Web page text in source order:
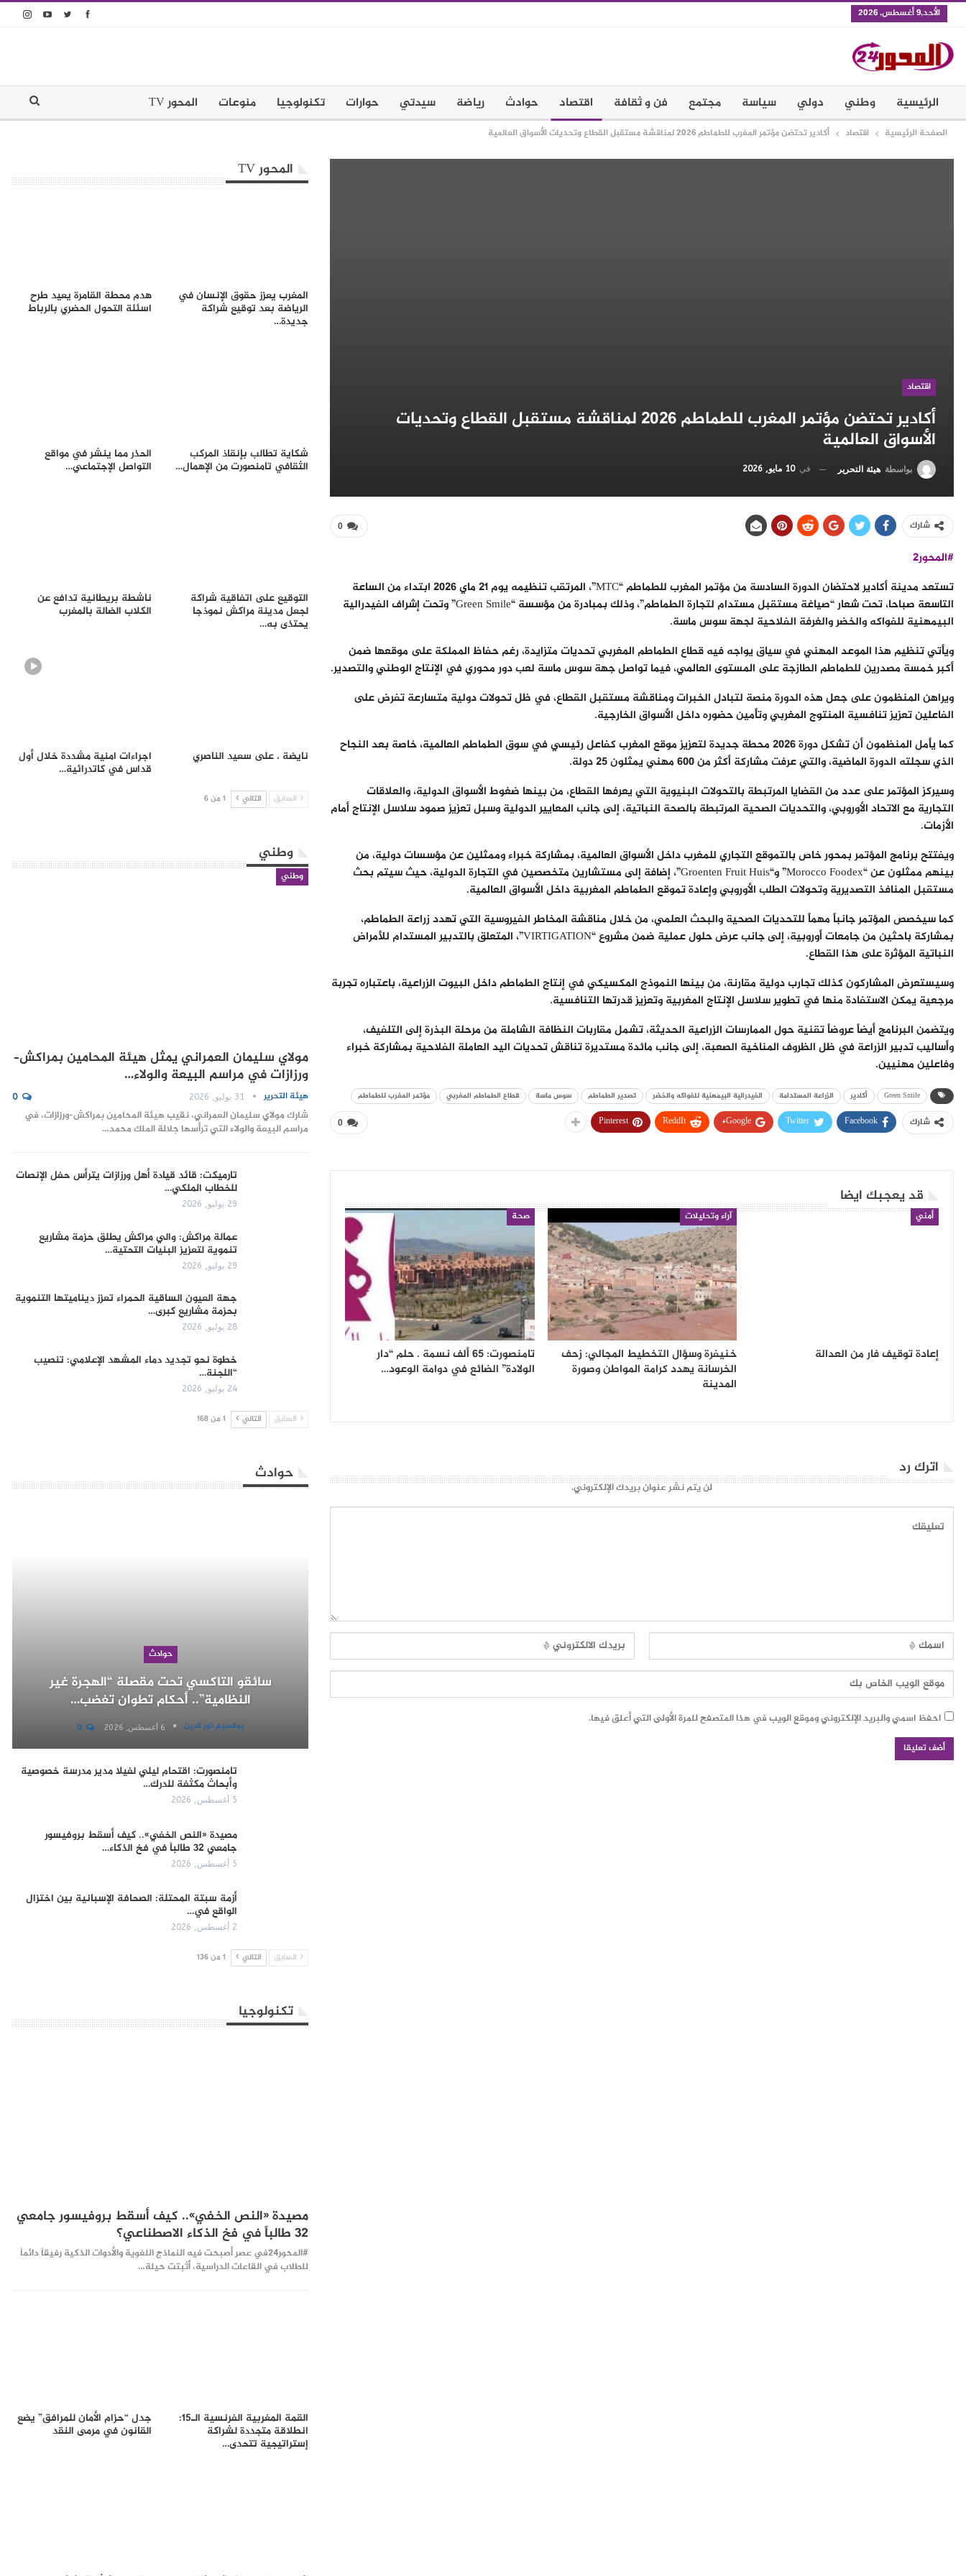
الأحد,9 أغسطس, 2026
الرئيسية وطني دولي سياسة مجتمع فن و ثقافة اقتصاد حوادث رياضة سيدتي حوارات تكنولوجيا منوعات المحور TV
الصفحة الرئيسية اقتصاد أكادير تحتضن مؤتمر المغرب للطماطم 2026 لمناقشة مستقبل القطاع وتحديات الأسواق العالمية
اقتصاد
أكادير تحتضن مؤتمر المغرب للطماطم 2026 لمناقشة مستقبل القطاع وتحديات
الأسواق العالمية
بواسطة هيئة التحرير في 10 مايو, 2026
0 شارك
#المحور2
تستعد مدينة أكادير لاحتضان الدورة السادسة من مؤتمر المغرب للطماطم “MTC”، المرتقب تنظيمه يوم 21 ماي 2026 ابتداء من الساعة
التاسعة صباحا، تحت شعار “صياغة مستقبل مستدام لتجارة الطماطم”، وذلك بمبادرة من مؤسسة “Green Smile” وتحت إشراف الفيدرالية
البيمهنية للفواكه والخضر والغرفة الفلاحية لجهة سوس ماسة.
ويأتي تنظيم هذا الموعد المهني في سياق يواجه فيه قطاع الطماطم المغربي تحديات متزايدة، رغم حفاظ المملكة على موقعها ضمن
أكبر خمسة مصدرين للطماطم الطازجة على المستوى العالمي، فيما تواصل جهة سوس ماسة لعب دور محوري في الإنتاج الوطني والتصدير.
ويراهن المنظمون على جعل هذه الدورة منصة لتبادل الخبرات ومناقشة مستقبل القطاع، في ظل تحولات دولية متسارعة تفرض على
الفاعلين تعزيز تنافسية المنتوج المغربي وتأمين حضوره داخل الأسواق الخارجية.
كما يأمل المنظمون أن تشكل دورة 2026 محطة جديدة لتعزيز موقع المغرب كفاعل رئيسي في سوق الطماطم العالمية، خاصة بعد النجاح
الذي سجلته الدورة الماضية، والتي عرفت مشاركة أكثر من 600 مهني يمثلون 25 دولة.
وسيركز المؤتمر على عدد من القضايا المرتبطة بالتحولات البنيوية التي يعرفها القطاع، من بينها ضغوط الأسواق الدولية، والعلاقات
التجارية مع الاتحاد الأوروبي، والتحديات الصحية المرتبطة بالصحة النباتية، إلى جانب المعايير الدولية وسبل تعزيز صمود سلاسل الإنتاج أمام
الأزمات.
ويفتتح برنامج المؤتمر بمحور خاص بالتموقع التجاري للمغرب داخل الأسواق العالمية، بمشاركة خبراء وممثلين عن مؤسسات دولية، من
بينهم ممثلون عن “Morocco Foodex” و“Groenten Fruit Huis”، إضافة إلى مستشارين متخصصين في التجارة الدولية، حيث سيتم بحث
مستقبل المنافذ التصديرية وتحولات الطلب الأوروبي وإعادة تموقع الطماطم المغربية داخل الأسواق العالمية.
كما سيخصص المؤتمر جانباً مهماً للتحديات الصحية والبحث العلمي، من خلال مناقشة المخاطر الفيروسية التي تهدد زراعة الطماطم،
بمشاركة باحثين من جامعات أوروبية، إلى جانب عرض حلول عملية ضمن مشروع “VIRTIGATION”، المتعلق بالتدبير المستدام للأمراض
النباتية المؤثرة على هذا القطاع.
وسيستعرض المشاركون كذلك تجارب دولية مقارنة، من بينها النموذج المكسيكي في إنتاج الطماطم داخل البيوت الزراعية، باعتباره تجربة
مرجعية يمكن الاستفادة منها في تطوير سلاسل الإنتاج المغربية وتعزيز قدرتها التنافسية.
ويتضمن البرنامج أيضاً عروضاً تقنية حول الممارسات الزراعية الحديثة، تشمل مقاربات النظافة الشاملة من مرحلة البذرة إلى التلفيف،
وأساليب تدبير الزراعة في ظل الظروف المناخية الصعبة، إلى جانب مائدة مستديرة تناقش تحديات اليد العاملة الفلاحية بمشاركة خبراء
وفاعلين مهنيين.
Green Smile أكادير الزراعة المستدامة الفيدرالية البيمهنية للفواكه والخضر تصدير الطماطم سوس ماسة قطاع الطماطم المغربي مؤتمر المغرب للطماطم
0 شارك Facebook
Twitter
Google+
ReddIt
Pinterest
قد يعجبك ايضا
أمني
إعادة توقيف فار من العدالة
آراء وتحليلات
خنيفرة وسؤال التخطيط المجالي: زحف
الخرسانة يهدد كرامة المواطن وصورة
المدينة
صحة
تامنصورت: 65 ألف نسمة . حلم “دار
الولادة” الضائع في دوامة الوعود…
اترك رد
لن يتم نشر عنوان بريدك الإلكتروني.
احفظ اسمي والبريد الإلكتروني وموقع الويب في هذا المتصفح للمرة الأولى التي أعلق فيها.
المحور TV
المغرب يعزز حقوق الإنسان في
الرياضة بعد توقيع شراكة
جديدة…
هدم محطة القامرة يعيد طرح
اسئلة التحول الحضري بالرباط
شكاية تطالب بإنقاذ المركب
الثقافي تامنصورت من الإهمال…
الحذر مما ينشر في مواقع
التواصل الإجتماعي…
التوقيع على اتفاقية شراكة
لجعل مدينة مراكش نموذجا
يحتذى به…
ناشطة بريطانية تدافع عن
الكلاب الضالة بالمغرب
نايضة ، على سعيد الناصري اجراءات امنية مشددة خلال أول
قداس في كاتدرائية…
السابق التالي 1 من 6
وطني
وطني
مولاي سليمان العمراني يمثل هيئة المحامين بمراكش–
ورزازات في مراسم البيعة والولاء…
هيئة التحرير 31 يوليو, 2026 0
شارك مولاي سليمان العمراني، نقيب هيئة المحامين بمراكش–ورزازات، في
مراسم البيعة والولاء التي ترأسها جلالة الملك محمد…
تارميكت: قائد قيادة أهل ورزازات يترأس حفل الإنصات
للخطاب الملكي…
29 يوليو, 2026
عمالة مراكش: والي مراكش يطلق حزمة مشاريع
تنموية لتعزيز البنيات التحتية…
29 يوليو, 2026
جهة العيون الساقية الحمراء تعزز ديناميتها التنموية
بحزمة مشاريع كبرى…
28 يوليو, 2026
​خطوة نحو تجديد دماء المشهد الإعلامي: تنصيب
“اللجنة…
24 يوليو, 2026
السابق التالي 1 من 168
حوادث
حوادث
سائقو التاكسي تحت مقصلة “الهجرة غير
النظامية”.. أحكام تطوان تغضب…
بوقسيم نور الدين 6 أغسطس, 2026
تامنصورت: اقتحام ليلي لفيلا مدير مدرسة خصوصية
وأبحاث مكثفة للدرك…
5 أغسطس, 2026
مصيدة «النص الخفي».. كيف أسقط بروفيسور
جامعي 32 طالباً في فخ الذكاء…
5 أغسطس, 2026
أزمة سبتة المحتلة: الصحافة الإسبانية بين اختزال
الواقع في…
2 أغسطس, 2026
السابق التالي 1 من 136
تكنولوجيا
مصيدة «النص الخفي».. كيف أسقط بروفيسور جامعي
32 طالباً في فخ الذكاء الاصطناعي؟
#المحور24 ​في عصر أصبحت فيه النماذج اللغوية والأدوات الذكية رفيقاً دائماً
للطلاب في القاعات الدراسية، أثبتت حيلة…
القمة المغربية الفرنسية الـ15:
انطلاقة متجددة لشراكة
إستراتيجية تتحدى…
جدل “حزام الأمان للمرافق” يضع
القانون في مرمى النقد